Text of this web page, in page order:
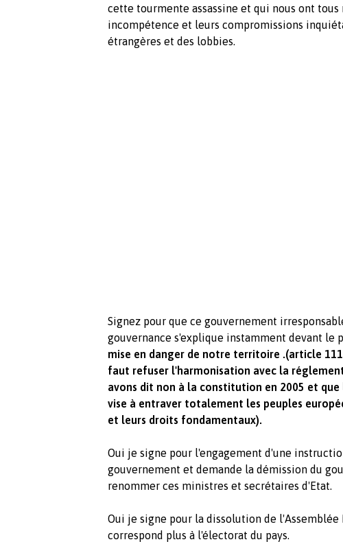
cette tourmente assassine et qui nous ont
incompétence et leurs compromissions
étrangères et des lobbies.
Signez pour que ce gouvernement
gouvernance s'explique instamment devant le
mise en danger de notre territoire .(article
faut refuser l'harmonisation avec la
avons dit non à la constitution en 2005 et
vise à entraver totalement les peuples
et leurs droits fondamentaux).
Oui je signe pour l'engagement d'une
gouvernement et demande la démission du
renommer ces ministres et secrétaires d'Etat.
Oui je signe pour la dissolution de
correspond plus à l'électorat du pays.